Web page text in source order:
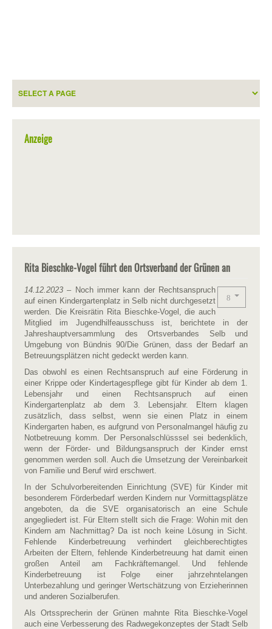
Anzeige
Rita Bieschke-Vogel führt den Ortsverband der Grünen an
14.12.2023 – Noch immer kann der Rechtsanspruch
auf einen Kindergartenplatz in Selb nicht durchgesetzt
werden. Die Kreisrätin Rita Bieschke-Vogel, die auch
Mitglied im Jugendhilfeausschuss ist, berichtete in der
Jahreshauptversammlung des Ortsverbandes Selb und
Umgebung von Bündnis 90/Die Grünen, dass der Bedarf an
Betreuungsplätzen nicht gedeckt werden kann.
Das obwohl es einen Rechtsanspruch auf eine Förderung in
einer Krippe oder Kindertagespflege gibt für Kinder ab dem 1.
Lebensjahr und einen Rechtsanspruch auf einen
Kindergartenplatz ab dem 3. Lebensjahr. Eltern klagen
zusätzlich, dass selbst, wenn sie einen Platz in einem
Kindergarten haben, es aufgrund von Personalmangel häufig zu
Notbetreuung komm. Der Personalschlüsssel sei bedenklich,
wenn der Förder- und Bildungsanspruch der Kinder ernst
genommen werden soll. Auch die Umsetzung der Vereinbarkeit
von Familie und Beruf wird erschwert.
In der Schulvorbereitenden Einrichtung (SVE) für Kinder mit
besonderem Förderbedarf werden Kindern nur Vormittagsplätze
angeboten, da die SVE organisatorisch an eine Schule
angegliedert ist. Für Eltern stellt sich die Frage: Wohin mit den
Kindern am Nachmittag? Da ist noch keine Lösung in Sicht.
Fehlende Kinderbetreuung verhindert gleichberechtigtes
Arbeiten der Eltern, fehlende Kinderbetreuung hat damit einen
großen Anteil am Fachkräftemangel. Und fehlende
Kinderbetreuung ist Folge einer jahrzehntelangen
Unterbezahlung und geringer Wertschätzung von Erzieherinnen
und anderen Sozialberufen.
Als Ortssprecherin der Grünen mahnte Rita Bieschke-Vogel
auch eine Verbesserung des Radwegekonzeptes der Stadt Selb